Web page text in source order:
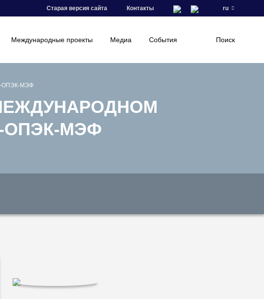
Старая версия сайта Контакты ru
Международные проекты Медиа События Поиск
ОПЭК-МЭФ
ОПЭК-МЭФ